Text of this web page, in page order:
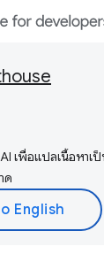
เพื่อแปลเนื้อหา
ด